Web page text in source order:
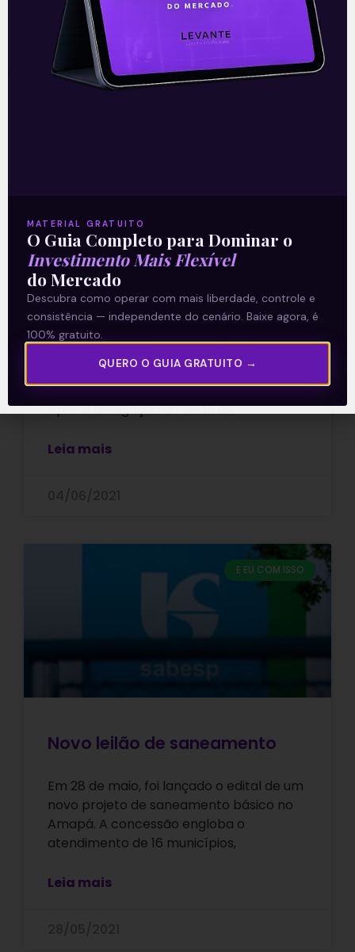
15/06/2021
Primeira Privatização em
Saneamento
expectativa é que o setor de
saneamento fique ainda mais aquecido.
Após a divulgação do leilão de
Leia mais
E EU COM ISSO
Novo leilão de saneamento
Em 28 de maio, foi lançado o edital de um
novo projeto de saneamento básico no
Amapá. A concessão engloba o
atendimento de 16 municípios,
Leia mais
MATERIAL GRATUITO
O Guia Completo para Dominar o
Investimento Mais Flexível
do Mercado
Descubra como operar com mais liberdade, controle e
consistência — independente do cenário. Baixe agora, é
100% gratuito.
QUERO O GUIA GRATUITO →